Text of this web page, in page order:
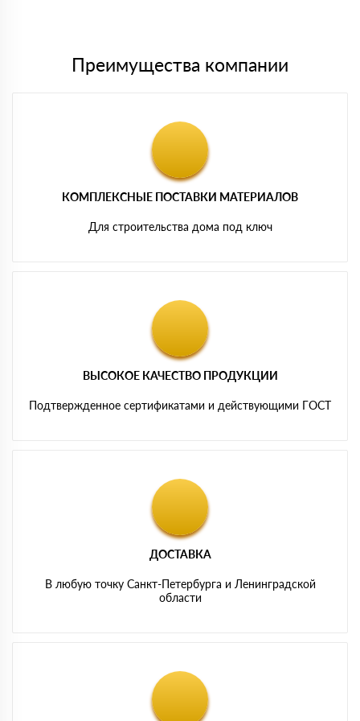
Преимущества компании
КОМПЛЕКСНЫЕ ПОСТАВКИ МАТЕРИАЛОВ
Для строительства дома под ключ
ВЫСОКОЕ КАЧЕСТВО ПРОДУКЦИИ
Подтвержденное сертификатами и действующими ГОСТ
ДОСТАВКА
В любую точку Санкт-Петербурга и Ленинградской
области